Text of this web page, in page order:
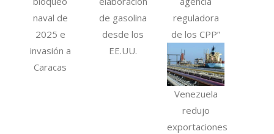
naval de
2025 e
invasión a
Caracas
de gasolina
desde los
EE.UU.
reguladora
de los CPP”
Venezuela
redujo
exportaciones